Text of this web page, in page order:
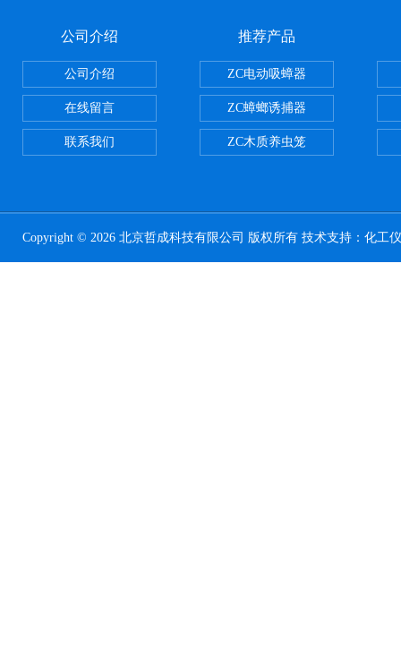
公司介绍
公司介绍
在线留言
联系我们
推荐产品
ZC电动吸蟑器
ZC蟑螂诱捕器
ZC木质养虫笼
Copyright © 2026 北京哲成科技有限公司 版权所有 技术支持： 化工